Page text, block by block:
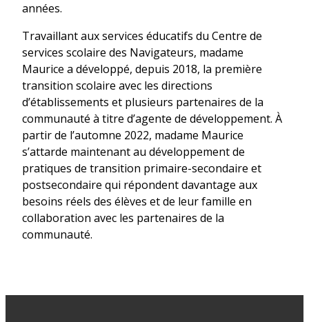
années.
Travaillant aux services éducatifs du Centre de
services scolaire des Navigateurs, madame
Maurice a développé, depuis 2018, la première
transition scolaire avec les directions
d’établissements et plusieurs partenaires de la
communauté à titre d’agente de développement. À
partir de l’automne 2022, madame Maurice
s’attarde maintenant au développement de
pratiques de transition primaire-secondaire et
postsecondaire qui répondent davantage aux
besoins réels des élèves et de leur famille en
collaboration avec les partenaires de la
communauté.